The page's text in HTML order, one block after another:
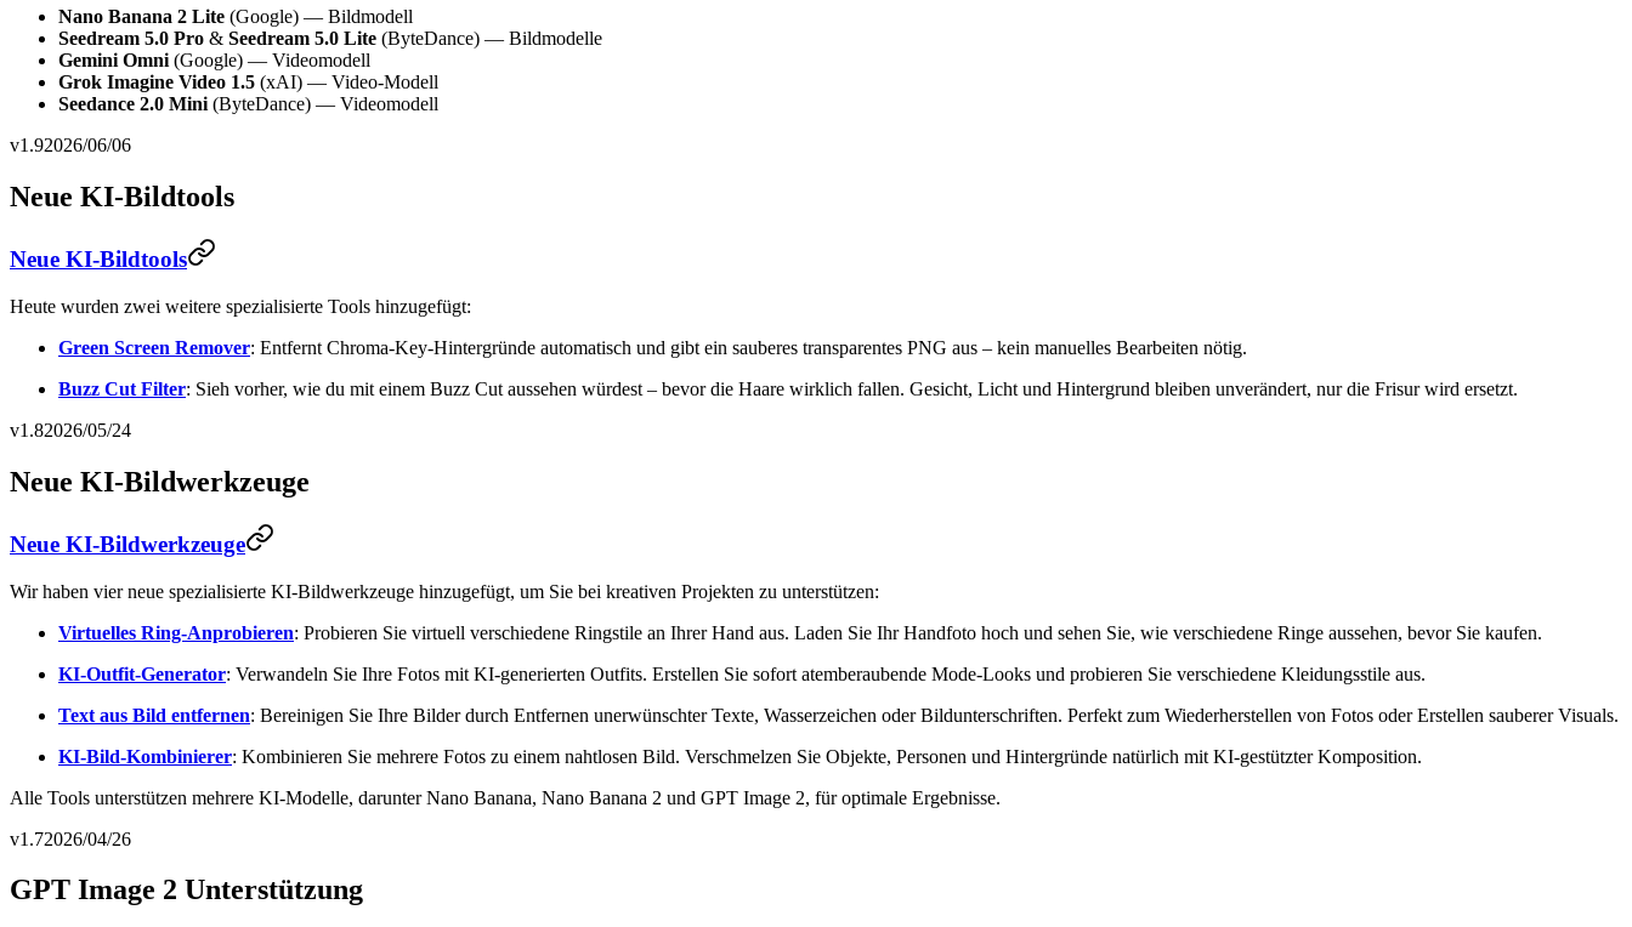
Nano Banana 2 Lite (Google) — Bildmodell
Seedream 5.0 Pro & Seedream 5.0 Lite (ByteDance) — Bildmodelle
Gemini Omni(Google) — Videomodell
Grok Imagine Video 1.5 (xAI) — Video-Modell
Seedance 2.0 Mini(ByteDance) — Videomodell
v1.92026/06/06
Neue KI-Bildtools
Neue KI-Bildtools
Heute wurden zwei weitere spezialisierte Tools hinzugefügt:
Green Screen Remover: Entfernt Chroma-Key-Hintergründe automatisch und gibt ein sauberes transparentes PNG aus – kein manuelles Bearbeiten nötig.
Buzz Cut Filter: Sieh vorher, wie du mit einem Buzz Cut aussehen würdest – bevor die Haare wirklich fallen. Gesicht, Licht und Hintergrund bleiben unverändert, nur die Frisur wird ersetzt.
v1.82026/05/24
Neue KI-Bildwerkzeuge
Neue KI-Bildwerkzeuge
Wir haben vier neue spezialisierte KI-Bildwerkzeuge hinzugefügt, um Sie bei kreativen Projekten zu unterstützen:
Virtuelles Ring-Anprobieren: Probieren Sie virtuell verschiedene Ringstile an Ihrer Hand aus. Laden Sie Ihr Handfoto hoch und sehen Sie, wie verschiedene Ringe aussehen, bevor Sie kaufen.
KI-Outfit-Generator: Verwandeln Sie Ihre Fotos mit KI-generierten Outfits. Erstellen Sie sofort atemberaubende Mode-Looks und probieren Sie verschiedene Kleidungsstile aus.
Text aus Bild entfernen: Bereinigen Sie Ihre Bilder durch Entfernen unerwünschter Texte, Wasserzeichen oder Bildunterschriften. Perfekt zum Wiederherstellen von Fotos oder Erstellen sauberer Visuals.
KI-Bild-Kombinierer: Kombinieren Sie mehrere Fotos zu einem nahtlosen Bild. Verschmelzen Sie Objekte, Personen und Hintergründe natürlich mit KI-gestützter Komposition.
Alle Tools unterstützen mehrere KI-Modelle, darunter Nano Banana, Nano Banana 2 und GPT Image 2, für optimale Ergebnisse.
v1.72026/04/26
GPT Image 2 Unterstützung